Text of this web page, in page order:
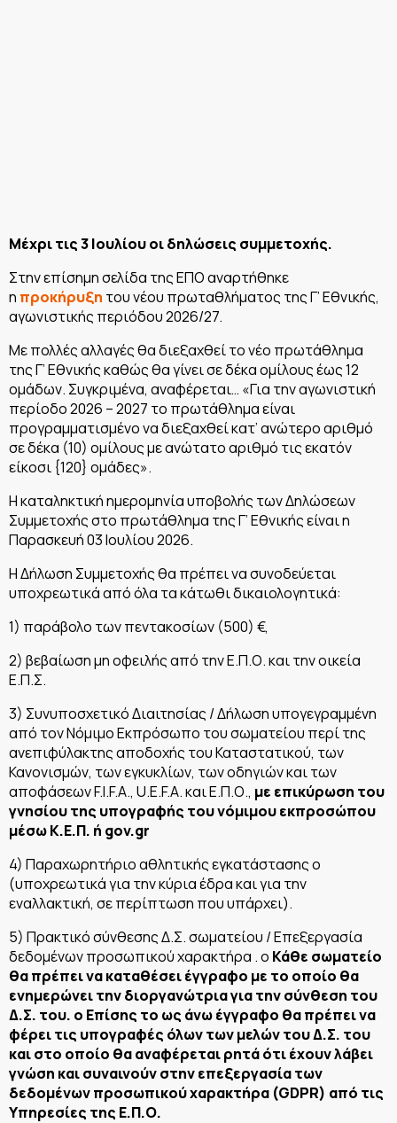
Μέχρι τις 3 Ιουλίου οι δηλώσεις συμμετοχής.
Στην επίσημη σελίδα της ΕΠΟ αναρτήθηκε
η προκήρυξη του νέου πρωταθλήματος της Γ’ Εθνικής,
αγωνιστικής περιόδου 2026/27.
Με πολλές αλλαγές θα διεξαχθεί το νέο πρωτάθλημα
της Γ’ Εθνικής καθώς θα γίνει σε δέκα ομίλους έως 12
ομάδων. Συγκριμένα, αναφέρεται… «Για την αγωνιστική
περίοδο 2026 – 2027 το πρωτάθλημα είναι
προγραμματισμένο να διεξαχθεί κατ’ ανώτερο αριθμό
σε δέκα (10) ομίλους με ανώτατο αριθμό τις εκατόν
είκοσι {120} ομάδες».
H καταληκτική ημερομηνία υποβολής των Δηλώσεων
Συμμετοχής στο πρωτάθλημα της Γ’ Εθνικής είναι η
Παρασκευή 03 Iουλίου 2026.
Η Δήλωση Συμμετοχής θα πρέπει να συνοδεύεται
υποχρεωτικά από όλα τα κάτωθι δικαιολογητικά:
1) παράβολο των πεντακοσίων (500) €,
2) βεβαίωση μη οφειλής από την Ε.Π.Ο. και την οικεία
Ε.Π.Σ.
3) Συνυποσχετικό Διαιτησίας / Δήλωση υπογεγραμμένη
από τον Νόμιμο Εκπρόσωπο του σωματείου περί της
ανεπιφύλακτης αποδοχής του Καταστατικού, των
Κανονισμών, των εγκυκλίων, των οδηγιών και των
αποφάσεων F.I.F.A., U.E.F.A. και Ε.Π.Ο., με επικύρωση του
γνησίου της υπογραφής του νόμιμου εκπροσώπου
μέσω Κ.Ε.Π. ή gov.gr
4) Παραχωρητήριο αθλητικής εγκατάστασης o
(υποχρεωτικά για την κύρια έδρα και για την
εναλλακτική, σε περίπτωση που υπάρχει).
5) Πρακτικό σύνθεσης Δ.Σ. σωματείου / Επεξεργασία
δεδομένων προσωπικού χαρακτήρα . o Κάθε σωματείο
θα πρέπει να καταθέσει έγγραφο με το οποίο θα
ενημερώνει την διοργανώτρια για την σύνθεση του
Δ.Σ. του. o Επίσης το ως άνω έγγραφο θα πρέπει να
φέρει τις υπογραφές όλων των μελών του Δ.Σ. του
και στο οποίο θα αναφέρεται ρητά ότι έχουν λάβει
γνώση και συναινούν στην επεξεργασία των
δεδομένων προσωπικού χαρακτήρα (GDPR) από τις
Υπηρεσίες της Ε.Π.Ο.